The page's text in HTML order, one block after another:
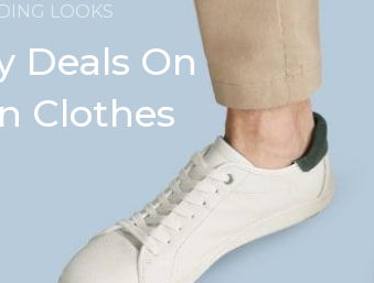
LOOKS
Deals On
Clothes